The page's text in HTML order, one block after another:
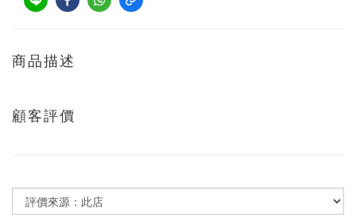
商品描述
顧客評價